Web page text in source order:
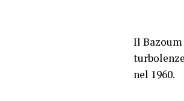
Il
nel 1960.